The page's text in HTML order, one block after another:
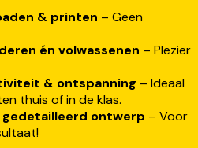
& printen – Geen
én volwassenen – Plezier
& ontspanning – Ideaal
thuis of in de klas.
gedetailleerd ontwerp – Voor